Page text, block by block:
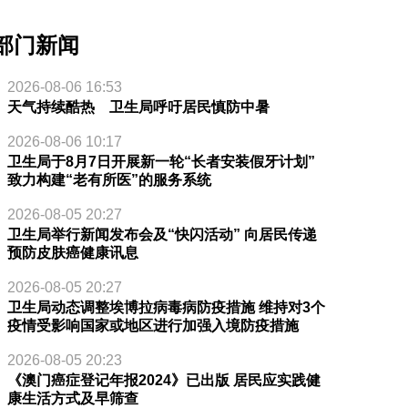
门新闻
2026-08-06 16:53
天气持续酷热 卫生局呼吁居民慎防中暑
2026-08-06 10:17
卫生局于8月7日开展新一轮“长者安装假牙计划”
致力构建“老有所医”的服务系统
2026-08-05 20:27
卫生局举行新闻发布会及“快闪活动” 向居民传递
预防皮肤癌健康讯息
2026-08-05 20:27
卫生局动态调整埃博拉病毒病防疫措施 维持对3个
疫情受影响国家或地区进行加强入境防疫措施
2026-08-05 20:23
《澳门癌症登记年报2024》已出版 居民应实践健
康生活方式及早筛查